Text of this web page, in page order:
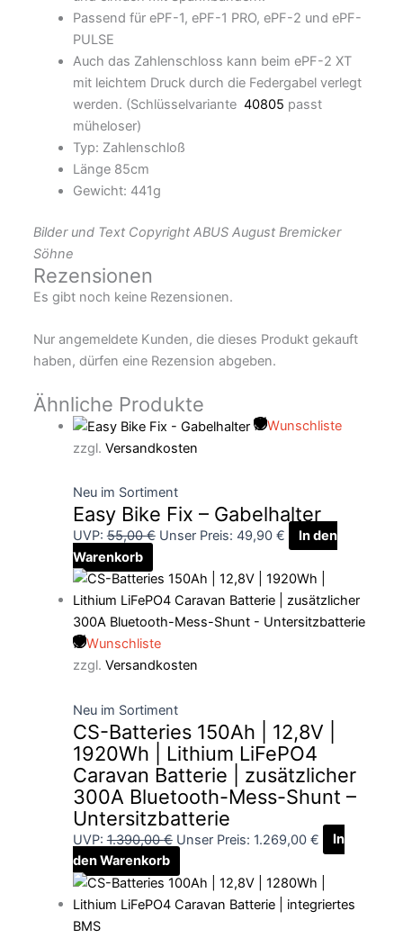
Passend für ePF-1, ePF-1 PRO, ePF-2 und ePF-
PULSE
Auch das Zahlenschloss kann beim ePF-2 XT
mit leichtem Druck durch die Federgabel verlegt
werden. (Schlüsselvariante 40805 passt
müheloser)
Typ: Zahlenschloß
Länge 85cm
Gewicht: 441g
Bilder und Text Copyright ABUS August Bremicker
Söhne
Rezensionen
Es gibt noch keine Rezensionen.
Nur angemeldete Kunden, die dieses Produkt gekauft
haben, dürfen eine Rezension abgeben.
Ähnliche Produkte
Wunschliste
zzgl. Versandkosten
Neu im Sortiment
Easy Bike Fix – Gabelhalter
UVP: 55,00€ Unser Preis: 49,90 €
In den
Warenkorb
Wunschliste
zzgl. Versandkosten
Neu im Sortiment
CS-Batteries 150Ah | 12,8V |
1920Wh | Lithium LiFePO4
Caravan Batterie | zusätzlicher
300A Bluetooth-Mess-Shunt –
Untersitzbatterie
UVP: 1.390,00€ Unser Preis: 1.269,00 €
In
den Warenkorb